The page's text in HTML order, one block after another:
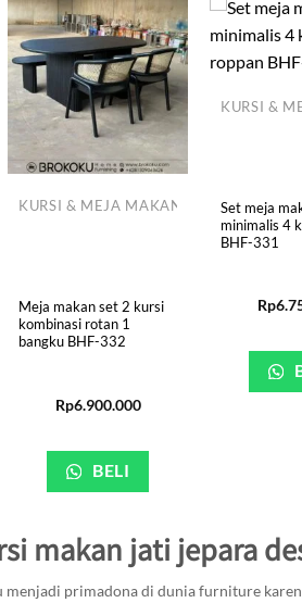
KURSI & MEJA MAKAN
Meja makan set 2 kursi
kombinasi rotan 1
bangku BHF-332
Rp6.900.000
BELI
KURSI &
Set meja
minimalis 4
BHF-331
Rp
makan jati jepara
menjadi primadona di dunia furniture